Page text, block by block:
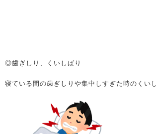
◎歯ぎしり、くいしばり
寝ている間の歯ぎしりや集中しすぎた時のくい